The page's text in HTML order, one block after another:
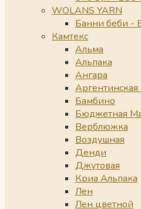
WOLANS YARN
Банни беби -
Камтекс
Альма
Альпака
Ангара
Аргентинская
Бамбино
Бюджетная
Верблюжка
Воздушная
Денди
Джутовая
Криа Альпака
Лен
Лен цветной